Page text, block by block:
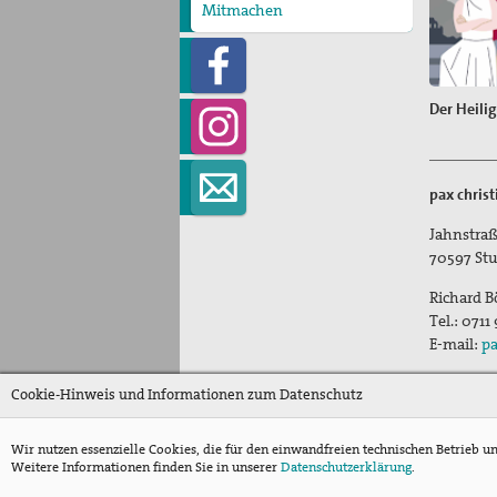
bekennen!"
Jugend für Frieden und
Gerechtigkeit in Palästina
und Israel
Kampagne "Unter 18 nie!"
Nahost-AG
Ostermarsch
pax christi Pilgertag
Friedensgebet zum
Internationalen Tag der
Menschenrechte
Mitmachen
Spenden
Mitglied werden
Der
pax
70597
Richard
Tel.: 0711
E-mail:
Cookie-Hinweis und Informationen zum Datenschutz
Wir nutzen essenzielle Cookies, die für den einwandfreien technischen Betrieb
Weitere Informationen finden Sie in unsererDatenschutzerklärung.